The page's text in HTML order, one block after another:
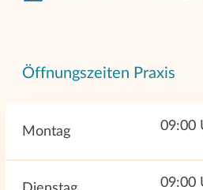
Öffnungszeiten Praxis
Montag 09:00
09:00